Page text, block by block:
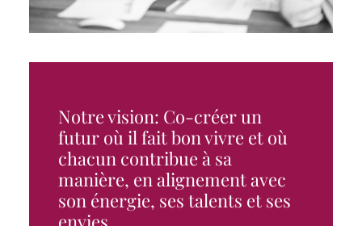
Notre vision: Co-créer un
futur où il fait bon vivre et où
chacun contribue à sa
manière, en alignement avec
son énergie, ses talents et ses
envies.